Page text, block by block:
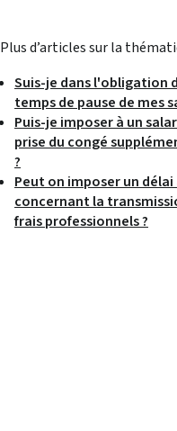
Plus d’articles sur la
Suis-je dans l'obligation
temps de pause de mes
Puis-je imposer à un
prise du congé
?
Peut on imposer un
concernant la
frais professionnels ?